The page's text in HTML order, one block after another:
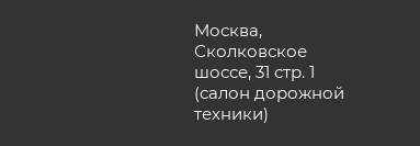
Москва,
Сколковское
шоссе, 31 стр. 1
(салон дорожной
техники)